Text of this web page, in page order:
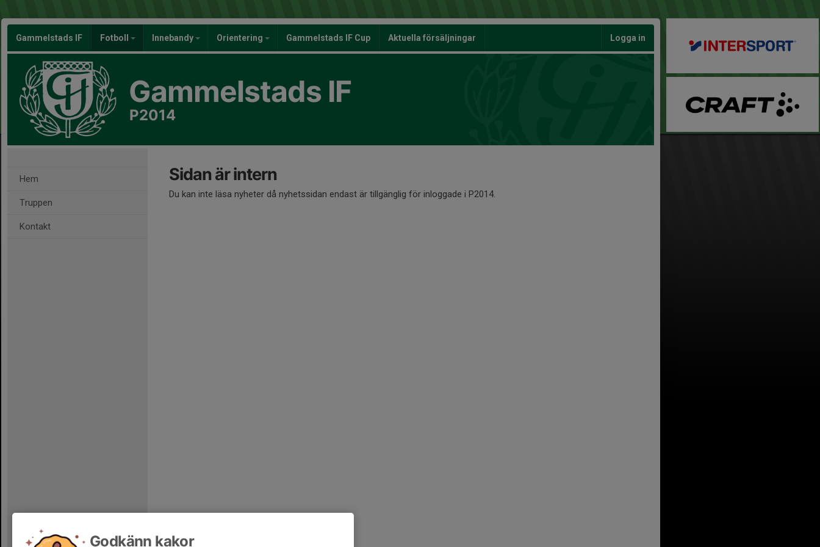
Gammelstads IF Fotboll Innebandy Orientering Gammelstads IF Cup Aktuella försäljningar Logga in
Gammelstads IF
P2014
Hem
Truppen
Kontakt
Sidan är intern
Du kan inte läsa nyheter då nyhetssidan endast är tillgänglig för inloggade i P2014.
Godkänn kakor